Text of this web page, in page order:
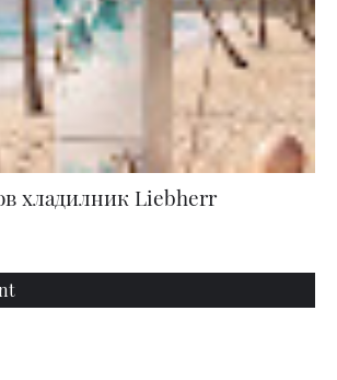
хладилник Liebherr